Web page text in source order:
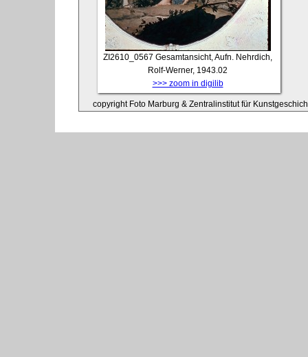
ZI2610_0567 Gesamtansicht, Aufn. Nehrdich,
Rolf-Werner, 1943.02
>>> zoom in digilib
copyright Foto Marburg & Zentralinstitut für